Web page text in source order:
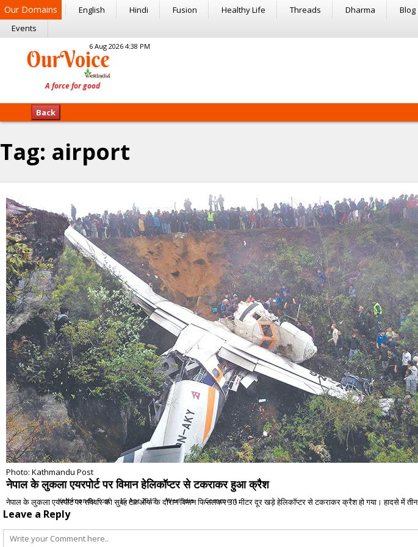
Our Domains English Hindi Fusion Healthy Life Threads Dharma
Blog
Events
6 Aug 2026 4:38 PM
Back
Tag: airport
Photo: Kathmandu Post
नेपाल के लुकला एयरपोर्ट पर विमान हेलिकॉप्टर से टकराकर हुआ क्रैश
नेपाल के लुकला एयरपोर्ट पर रविवार को सुबह टेकऑफ के दौरान विमान फिसलकर 30 मीटर दूर खड़े हेलिकॉप्टर से टकराकर क्रैश हो गया। हादसे में
Kathmandu Post 15 Apr 2019 WerIndia Comment
Leave a Reply